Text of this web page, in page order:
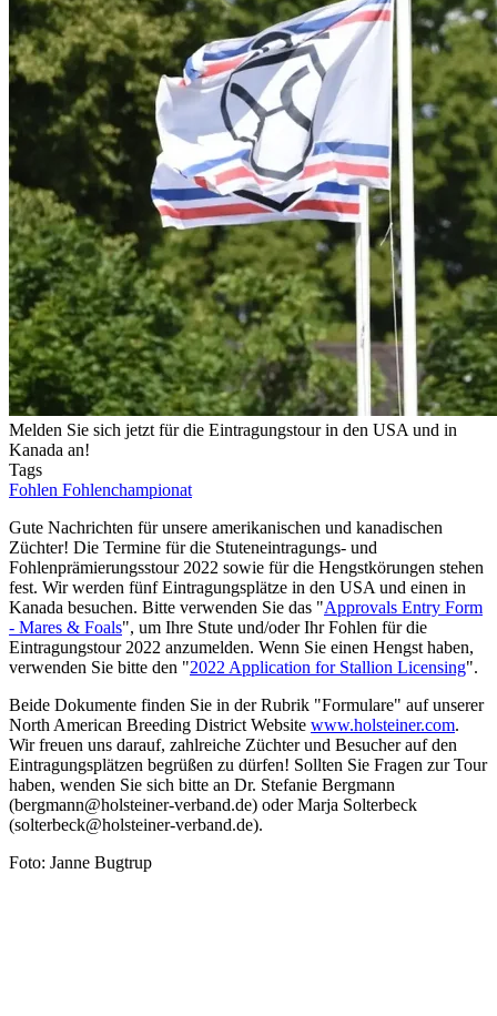
Melden Sie sich jetzt für die Eintragungstour in den USA und in
Kanada an!
Tags
Fohlen Fohlenchampionat
Gute Nachrichten für unsere amerikanischen und kanadischen
Züchter! Die Termine für die Stuteneintragungs- und
Fohlenprämierungsstour 2022 sowie für die Hengstkörungen stehen
fest. Wir werden fünf Eintragungsplätze in den USA und einen in
Kanada besuchen. Bitte verwenden Sie das "Approvals Entry Form
- Mares & Foals", um Ihre Stute und/oder Ihr Fohlen für die
Eintragungstour 2022 anzumelden. Wenn Sie einen Hengst haben,
verwenden Sie bitte den "2022 Application for Stallion Licensing".
Beide Dokumente finden Sie in der Rubrik "Formulare" auf unserer
North American Breeding District Website www.holsteiner.com.
Wir freuen uns darauf, zahlreiche Züchter und Besucher auf den
Eintragungsplätzen begrüßen zu dürfen! Sollten Sie Fragen zur Tour
haben, wenden Sie sich bitte an Dr. Stefanie Bergmann
(bergmann@holsteiner-verband.de) oder Marja Solterbeck
(solterbeck@holsteiner-verband.de).
Foto: Janne Bugtrup